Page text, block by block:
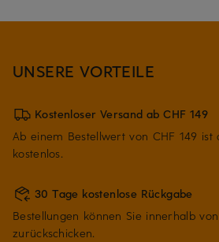
UNSERE VORTEILE
Kostenloser Versand ab CHF 149
Ab einem Bestellwert von CHF 149
kostenlos.
30 Tage kostenlose Rückgabe
Bestellungen können Sie innerhalb
zurückschicken.